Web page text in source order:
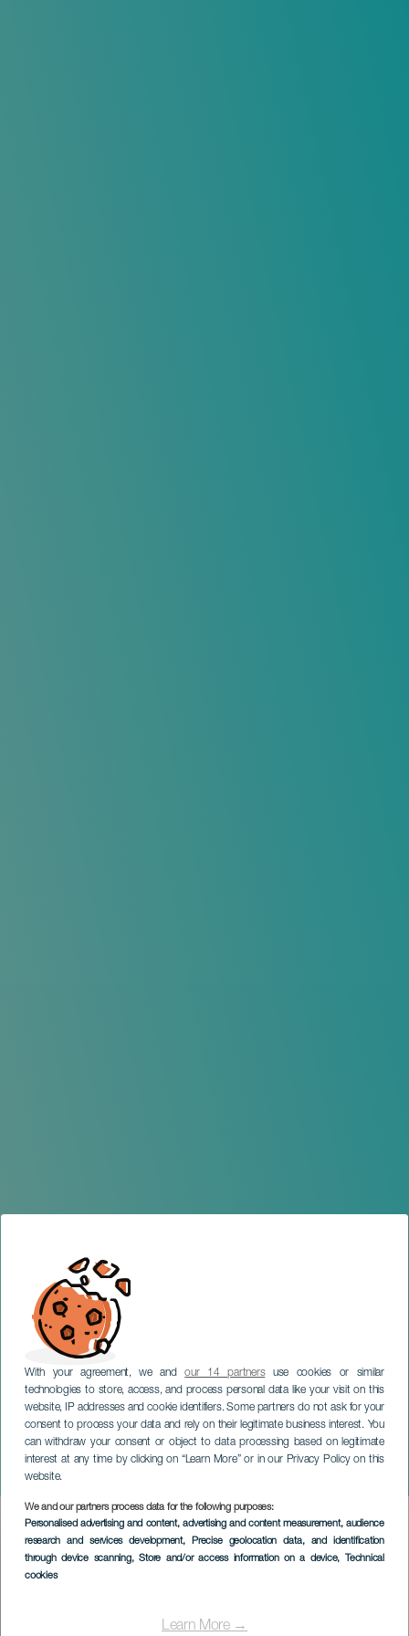
With your agreement, we andour 14 partnersuse cookies or similar
technologies to store, access, and process personal data like your visit on this
website, IP addresses and cookie identifiers. Some partners do not ask for your
consent to process your data and rely on their legitimate business interest. You
can withdraw your consent or object to data processing based on legitimate
interest at any time by clicking on “Learn More” or in our Privacy Policy on this
website.
We and our partners process data for the following purposes:
Personalised advertising and content, advertising and content measurement, audience
research and services development, Precise geolocation data, and identification
through device scanning, Store and/or access information on a device, Technical
cookies
Learn More →
Rodrigo Cuevas: La
Romería
GRAN CANARIA
Imagen
Listado